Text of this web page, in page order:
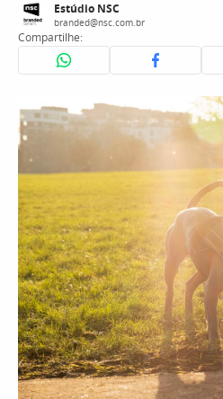
Estúdio NSC
branded@nsc.com.br
Compartilhe: